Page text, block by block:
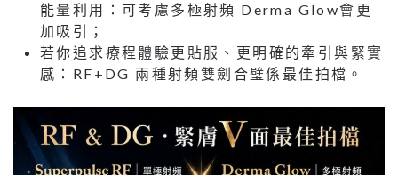
能量利用：可考慮多極射頻 Derma Glow會更
加吸引；
若你追求療程體驗更貼服、更明確的牽引與緊實
感：RF+DG 兩種射頻雙劍合璧係最佳拍檔。